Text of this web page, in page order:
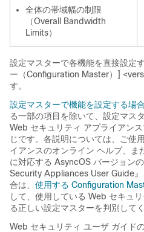
全体の帯域幅の制限
（Overall Bandwidth
Limits）
設定マスターで各機能を直接設定
ー（Configuration Master）]
す。
設定マスターで機能を設定する場
る一部の項目を除いて、設定マス
Web セキュリティ アプライアン
じです。各説明については、ご使
イアンスのオンライン ヘルプ、ま
に対応する AsyncOS バージョン
Security Appliances User Guide
合は、 使用する Configuration
して、使用している Web セキュ
る正しい設定マスターを判別してく
Web セキュリティ ユーザ ガイド